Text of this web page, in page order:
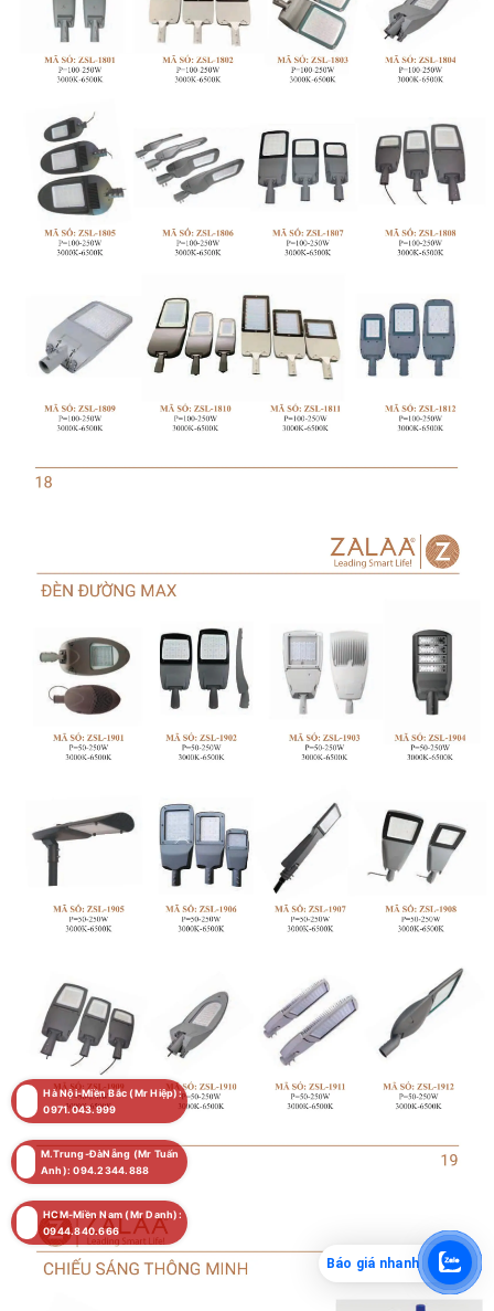
HCM-Miền Nam (Mr Danh):
0944.840.666
Hà Nội-Miền Bắc (Mr Hiệp):
0971.043.999
M.Trung-ĐàNẵng (Mr Tuấn
Anh): 094.2344.888
Báo giá nhanh